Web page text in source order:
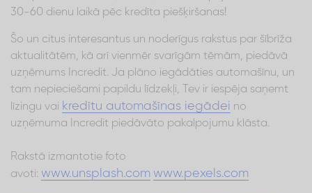
30-60 dienu laikā pēc kredīta piešķiršanas!
Šo un citus interesantus un noderīgus rakstus par šībrīža
aktualitātēm, kā arī vienmēr svarīgām tēmām, piedāvā
uzņēmums Incredit. Ja plāno iegādāties automašīnu, un
tam nepieciešami papildu līdzekļi, Tev ir iespēja saņemt
līzingu vai kredītu automašīnas iegādei no
uzņēmuma Incredit piedāvāto pakalpojumu klāsta.
Rakstā izmantotie foto
avoti: www.unsplash.com www.pexels.com